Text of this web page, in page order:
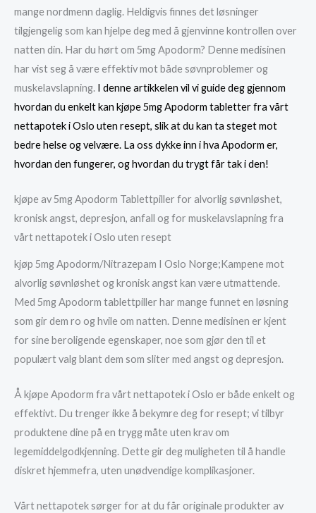
mange nordmenn daglig. Heldigvis finnes det løsninger
tilgjengelig som kan hjelpe deg med å gjenvinne kontrollen over
natten din. Har du hørt om 5mg Apodorm? Denne medisinen
har vist seg å være effektiv mot både søvnproblemer og
muskelavslapning. I denne artikkelen vil vi guide deg gjennom
hvordan du enkelt kan kjøpe 5mg Apodorm tabletter fra vårt
nettapotek i Oslo uten resept, slik at du kan ta steget mot
bedre helse og velvære. La oss dykke inn i hva Apodorm er,
hvordan den fungerer, og hvordan du trygt får tak i den!
kjøpe av 5mg Apodorm Tablettpiller for alvorlig søvnløshet,
kronisk angst, depresjon, anfall og for muskelavslapning fra
vårt nettapotek i Oslo uten resept
kjøp 5mg Apodorm/Nitrazepam I Oslo Norge;Kampene mot
alvorlig søvnløshet og kronisk angst kan være utmattende.
Med 5mg Apodorm tablettpiller har mange funnet en løsning
som gir dem ro og hvile om natten. Denne medisinen er kjent
for sine beroligende egenskaper, noe som gjør den til et
populært valg blant dem som sliter med angst og depresjon.
Å kjøpe Apodorm fra vårt nettapotek i Oslo er både enkelt og
effektivt. Du trenger ikke å bekymre deg for resept; vi tilbyr
produktene dine på en trygg måte uten krav om
legemiddelgodkjenning. Dette gir deg muligheten til å handle
diskret hjemmefra, uten unødvendige komplikasjoner.
Vårt nettapotek sørger for at du får originale produkter av